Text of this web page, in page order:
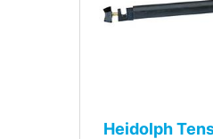
Heidolph